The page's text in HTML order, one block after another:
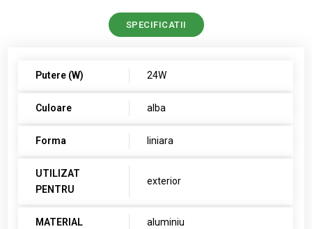
SPECIFICATII
Putere (W) 24W
Culoare alba
Forma liniara
UTILIZAT
PENTRU
exterior
MATERIAL aluminiu